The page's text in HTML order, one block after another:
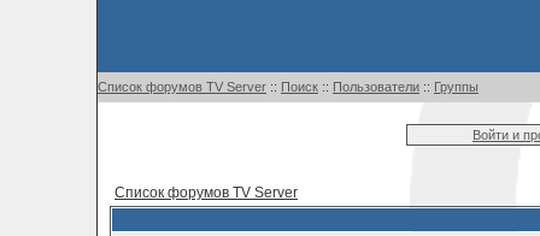
Список форумов TV Server :: Поиск :: Пользователи :: Группы
Войти и
Список форумов TV Server